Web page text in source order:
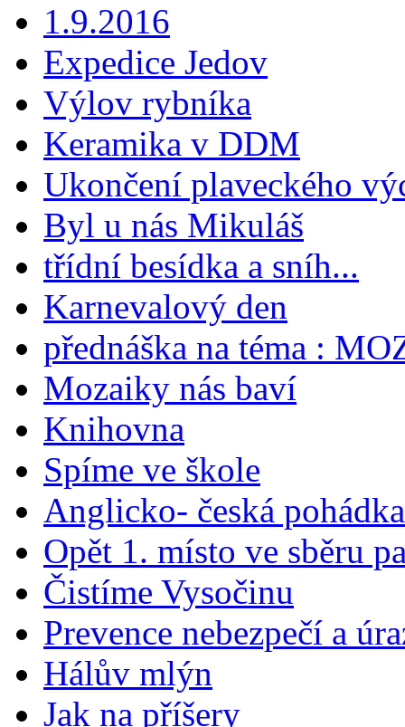
1.9.2016
Expedice Jedov
Výlov rybníka
Keramika v DDM
Ukončení plaveckého
Byl u nás Mikuláš
třídní besídka a sníh...
Karnevalový den
přednáška na téma :
Mozaiky nás baví
Knihovna
Spíme ve škole
Anglicko- česká
Opět 1. místo ve sběru
Čistíme Vysočinu
Prevence nebezpečí a
Hálův mlýn
Jak na příšery